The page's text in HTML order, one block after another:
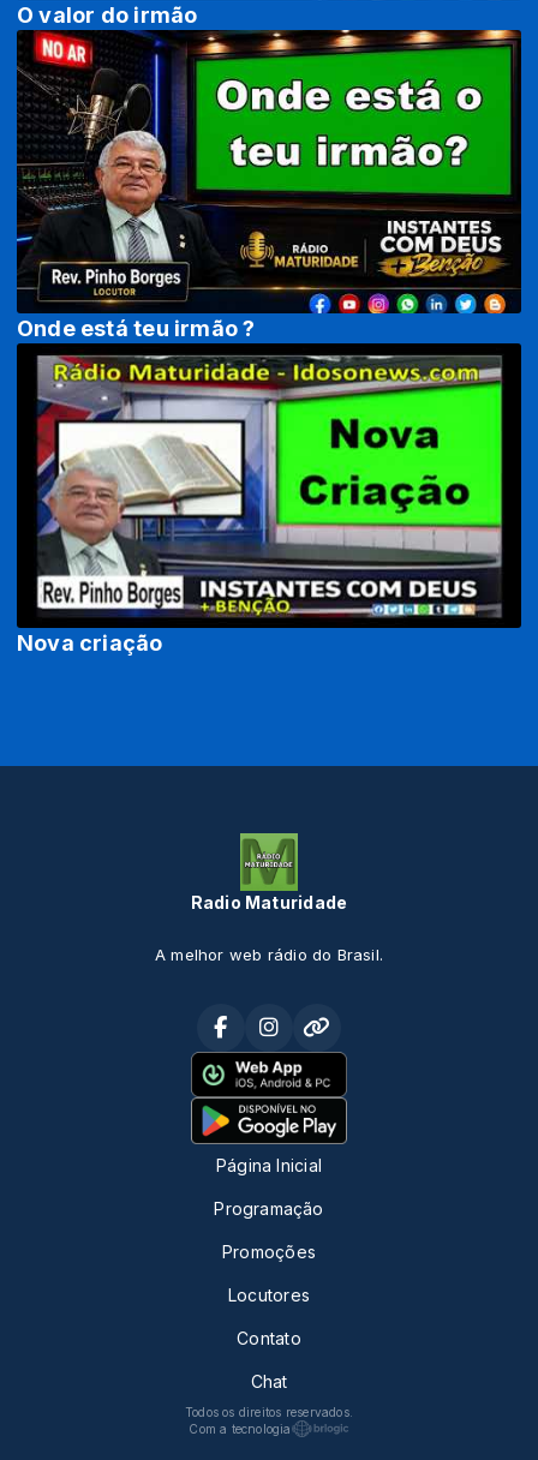
O valor do irmão
Onde está teu irmão ?
Nova criação
Radio Maturidade
A melhor web rádio do Brasil.
Página Inicial
Programação
Promoções
Locutores
Contato
Chat
Todos os direitos reservados.
Com a tecnologia